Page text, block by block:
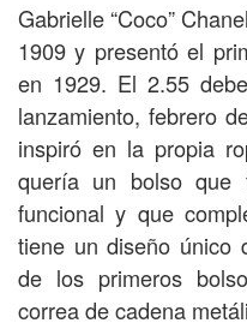
Gabrielle “Coco”
1909 y presentó el
en 1929. El 2.55
lanzamiento, febrero
inspiró en la propia
quería un bolso
funcional y que
tiene un diseño único
de los primeros
correa de cadena